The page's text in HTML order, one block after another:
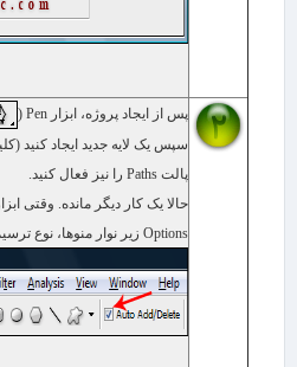
پس از ایجاد پروژه، ابزارPen
(
سپس یک لایه جدید ایجاد کنید
پالتPaths را نیز فعال کنید.
حالا یک کار دیگر مانده. وقتی
Options زیر نوار منوها، نوع